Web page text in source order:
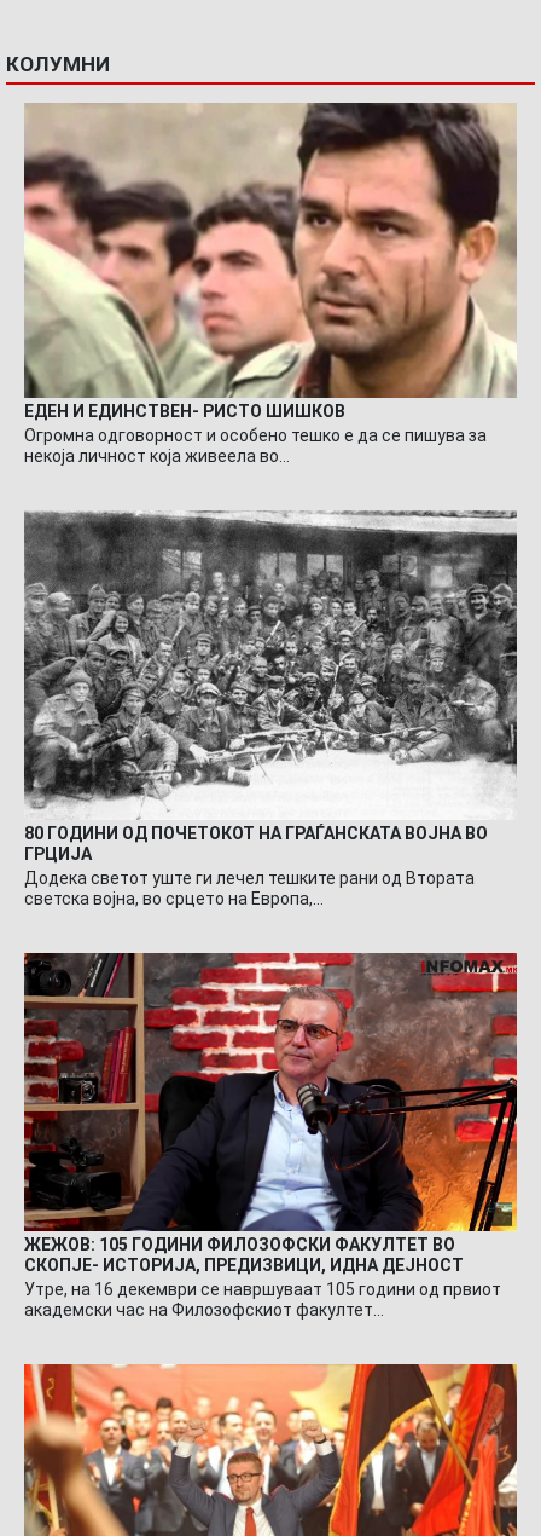
КОЛУМНИ
ЕДЕН И ЕДИНСТВЕН- РИСТО ШИШКОВ
Огромна одговорност и особено тешко е да се пишува за
некоја личност која живеела во…
80 ГОДИНИ ОД ПОЧЕТОКОТ НА ГРАЃАНСКАТА ВОЈНА ВО
ГРЦИЈА
Додека светот уште ги лечел тешките рани од Втората
светска војна, во срцето на Европа,…
ЖЕЖОВ: 105 ГОДИНИ ФИЛОЗОФСКИ ФАКУЛТЕТ ВО
СКОПЈЕ- ИСТОРИЈА, ПРЕДИЗВИЦИ, ИДНА ДЕЈНОСТ
Утре, на 16 декември се навршуваат 105 години од првиот
академски час на Филозофскиот факултет…